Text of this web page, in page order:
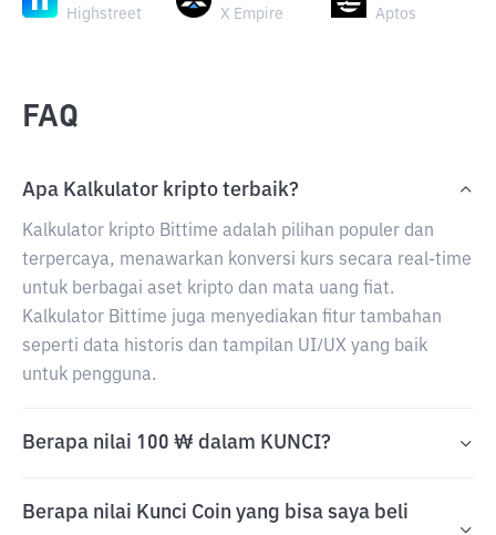
Highstreet X Empire Aptos
FAQ
Apa Kalkulator kripto terbaik?
Kalkulator kripto Bittime adalah pilihan populer dan
terpercaya, menawarkan konversi kurs secara real-time
untuk berbagai aset kripto dan mata uang fiat.
Kalkulator Bittime juga menyediakan fitur tambahan
seperti data historis dan tampilan UI/UX yang baik
untuk pengguna.
Berapa nilai 100 ₩ dalam KUNCI?
Berapa nilai Kunci Coin yang bisa saya beli